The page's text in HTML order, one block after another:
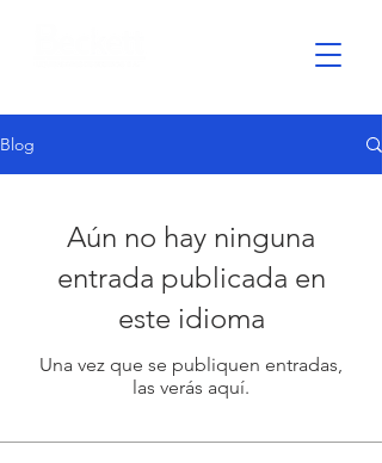
Blog
Aún no hay ninguna
entrada publicada en
este idioma
Una vez que se publiquen entradas,
las verás aquí.